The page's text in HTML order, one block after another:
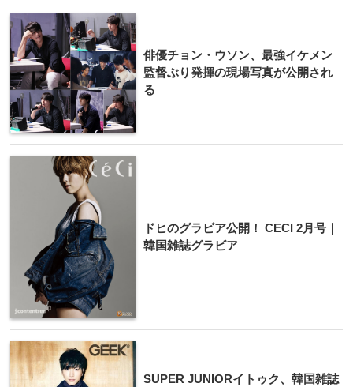
俳優チョン・ウソン、最強イケメン
監督ぶり発揮の現場写真が公開され
る
ドヒのグラビア公開！ CECI 2月号｜
韓国雑誌グラビア
SUPER JUNIORイトゥク、韓国雑誌